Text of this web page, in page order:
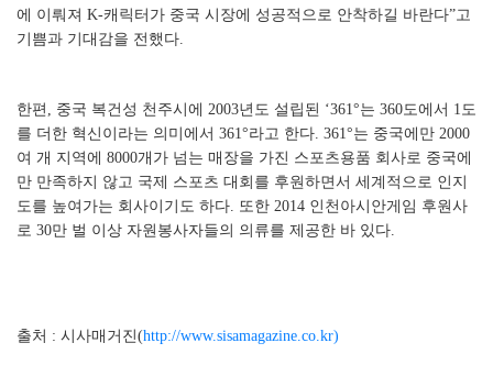
에 이뤄져 K-캐릭터가 중국 시장에 성공적으로 안착하길 바란다”고
기쁨과 기대감을 전했다.
한편, 중국 복건성 천주시에 2003년도 설립된 ‘361°는 360도에서 1도
를 더한 혁신이라는 의미에서 361°라고 한다. 361°는 중국에만 2000
여 개 지역에 8000개가 넘는 매장을 가진 스포츠용품 회사로 중국에
만 만족하지 않고 국제 스포츠 대회를 후원하면서 세계적으로 인지
도를 높여가는 회사이기도 하다. 또한 2014 인천아시안게임 후원사
로 30만 벌 이상 자원봉사자들의 의류를 제공한 바 있다.
출처 : 시사매거진(http://www.sisamagazine.co.kr)